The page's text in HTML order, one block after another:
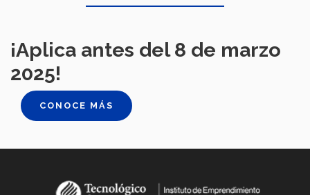
¡Aplica antes del 8 de marzo
2025!
CONOCE MÁS